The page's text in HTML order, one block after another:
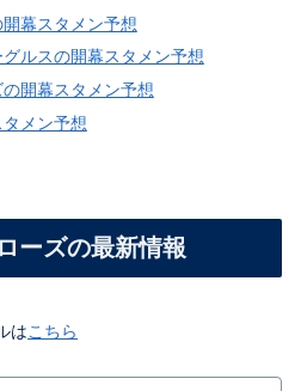
幕スタメン予想
ルスの開幕スタメン予想
開幕スタメン予想
メン予想
ーズの最新情報
はこちら